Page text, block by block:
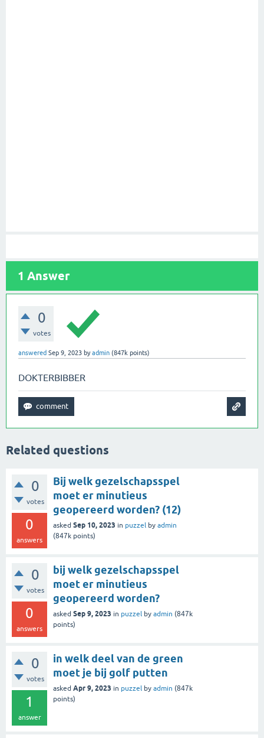
1 Answer
0
votes
answered Sep 9, 2023 byadmin (847k points)
DOKTERBIBBER
Related questions
0
votes
0
answers
Bij welk gezelschapsspel
moet er minutieus
geopereerd worden? (12)
asked Sep 10, 2023 in puzzel by admin
(847k points)
0
votes
0
answers
bij welk gezelschapsspel
moet er minutieus
geopereerd worden?
asked Sep 9, 2023 in puzzel by admin (847k
points)
0
votes
1
answer
in welk deel van de green
moet je bij golf putten
asked Apr 9, 2023 in puzzel by admin (847k
points)